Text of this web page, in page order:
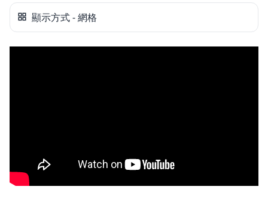
新品快遞
顯示方式 - 網格